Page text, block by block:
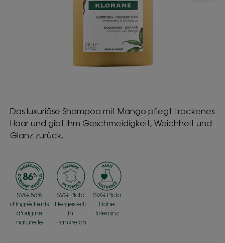
Das luxuriöse Shampoo mit Mango pflegt trockenes
Haar und gibt ihm Geschmeidigkeit, Weichheit und
Glanz zurück.
SVG 86%
d'ingrédients
d'origine
naturelle
SVG Picto
Hergestellt
in
Frankreich
SVG Picto
Hohe
Toleranz